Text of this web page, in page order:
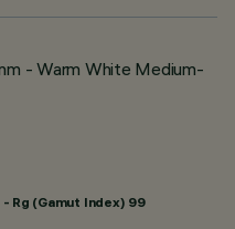
- Warm White Medium-
Rg (Gamut Index) 99